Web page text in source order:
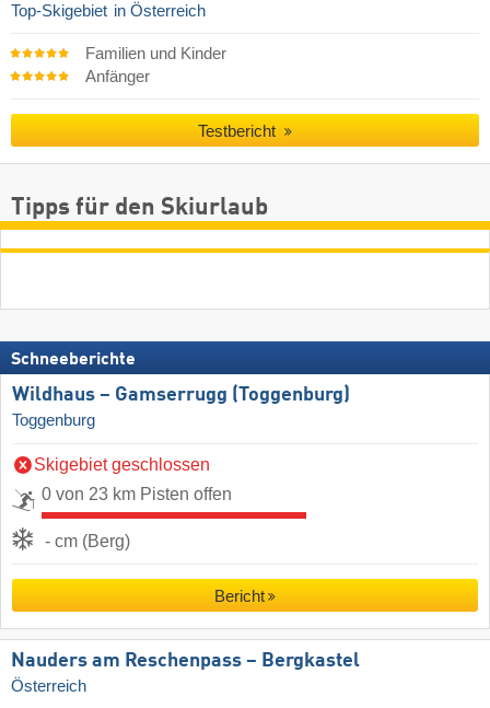
Top-Skigebiet in Österreich
Familien und Kinder
Anfänger
Testbericht
Tipps für den Skiurlaub
Schneeberichte
Wildhaus – Gamserrugg (Toggenburg)
Toggenburg
Skigebiet geschlossen
0 von 23 km Pisten offen
- cm (Berg)
Bericht
Nauders am Reschenpass – Bergkastel
Österreich